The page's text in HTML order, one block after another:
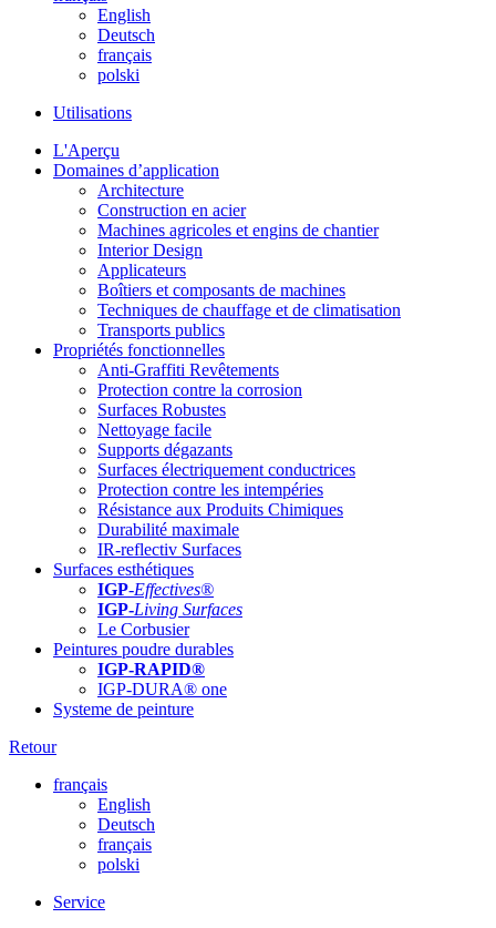
English
Deutsch
français
polski
Utilisations
L'Aperçu
Domaines d’application
Architecture
Construction en acier
Machines agricoles et engins de chantier
Interior Design
Applicateurs
Boîtiers et composants de machines
Techniques de chauffage et de climatisation
Transports publics
Propriétés fonctionnelles
Anti-Graffiti Revêtements
Protection contre la corrosion
Surfaces Robustes
Nettoyage facile
Supports dégazants
Surfaces électriquement conductrices
Protection contre les intempéries
Résistance aux Produits Chimiques
Durabilité maximale
IR-reflectiv Surfaces
Surfaces esthétiques
IGP-Effectives®
IGP-Living Surfaces
Le Corbusier
Peintures poudre durables
IGP-RAPID®
IGP-DURA® one
Systeme de peinture
Retour
français
English
Deutsch
français
polski
Service